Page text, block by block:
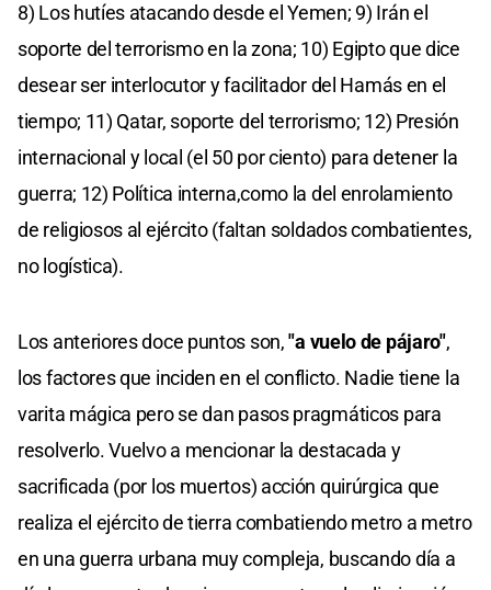
8) Los hutíes atacando desde el Yemen; 9) Irán el
soporte del terrorismo en la zona; 10) Egipto que dice
desear ser interlocutor y facilitador del Hamás en el
tiempo; 11) Qatar, soporte del terrorismo; 12) Presión
internacional y local (el 50 por ciento) para detener la
guerra; 12) Política interna,como la del enrolamiento
de religiosos al ejército (faltan soldados combatientes,
no logística).
Los anteriores doce puntos son,"a vuelo de pájaro",
los factores que inciden en el conflicto. Nadie tiene la
varita mágica pero se dan pasos pragmáticos para
resolverlo. Vuelvo a mencionar la destacada y
sacrificada (por los muertos) acción quirúrgica que
realiza el ejército de tierra combatiendo metro a metro
en una guerra urbana muy compleja, buscando día a